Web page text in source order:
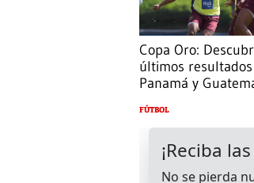
Copa Oro:
últimos
Panamá y
FÚTBOL